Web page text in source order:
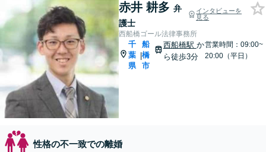
赤井 耕多 弁
護士
インタビューを
見る
西船橋ゴール法律事務所
千
葉
県
|
船
橋
市
西船橋駅 か
ら徒歩3分
営業時間：09:00~
20:00（平日）
性格の不一致での離婚